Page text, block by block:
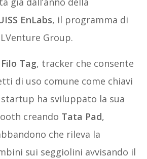
EnLabs, il programma di
Group.
Filo Tag, tracker che consente
di uso comune come chiavi
ha sviluppato la sua
creando Tata Pad,
che rileva la
sui seggiolini avvisando il